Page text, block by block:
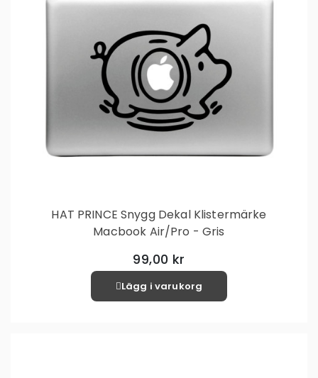
HAT PRINCE Snygg Dekal Klistermärke
Macbook Air/Pro - Gris
99,00 kr
Lägg i varukorg